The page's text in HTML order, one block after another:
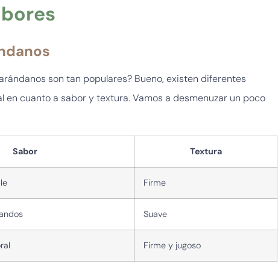
son tan populares? Bueno, existen diferentes
cuanto a sabor y textura. Vamos a desmenuzar un poco
Sabor Textura
Firme
Suave
Firme y jugoso